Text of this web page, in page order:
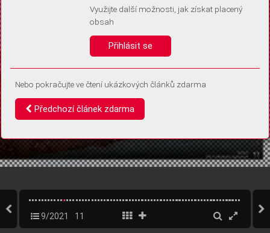
Vaše souhlasy a odmítnutí si ukládáme do vašeho zařízení, abychom se
vás už příště znovu neptali. Můžete je kdykoli později upravit ve Správě
9/2021 11
Využijte další možnosti, jak získat placený
obsah
Přihlásit se
Nebo pokračujte ve čtení ukázkových článků zdarma
Předchozí článek zdarma